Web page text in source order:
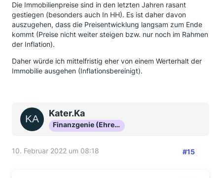
Die Immobilienpreise sind in den letzten Jahren rasant
gestiegen (besonders auch In HH). Es ist daher davon
auszugehen, dass die Preisentwicklung langsam zum Ende
kommt (Preise nicht weiter steigen bzw. nur noch im Rahmen
der Inflation).
Daher würde ich mittelfristig eher von einem Werterhalt der
Immobilie ausgehen (Inflationsbereinigt).
Kater.Ka
Finanzgenie (Ehrenmitglied)
10. Februar 2022 um 08:18 #15